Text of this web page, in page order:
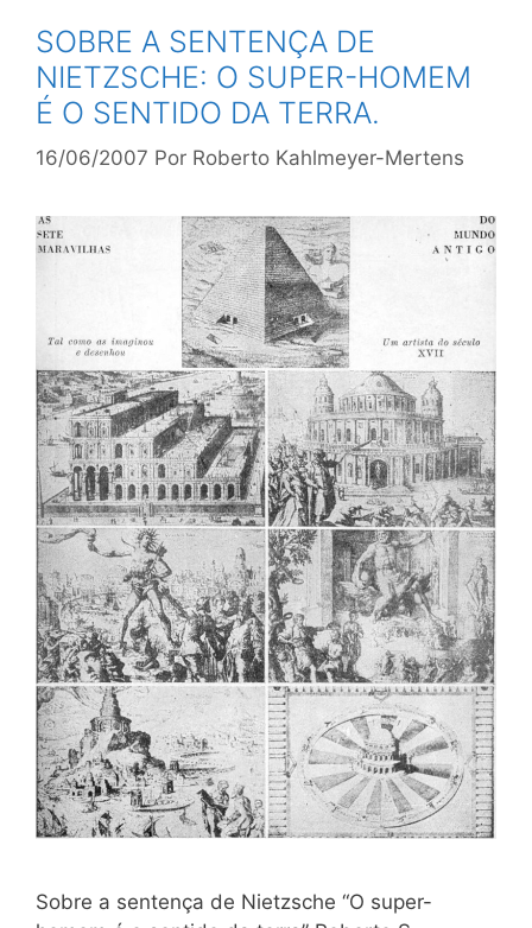
SOBRE A SENTENÇA DE
NIETZSCHE: O SUPER-HOMEM
É O SENTIDO DA TERRA.
16/06/2007 Por Roberto Kahlmeyer-Mertens
Sobre a sentença de Nietzsche “O super-